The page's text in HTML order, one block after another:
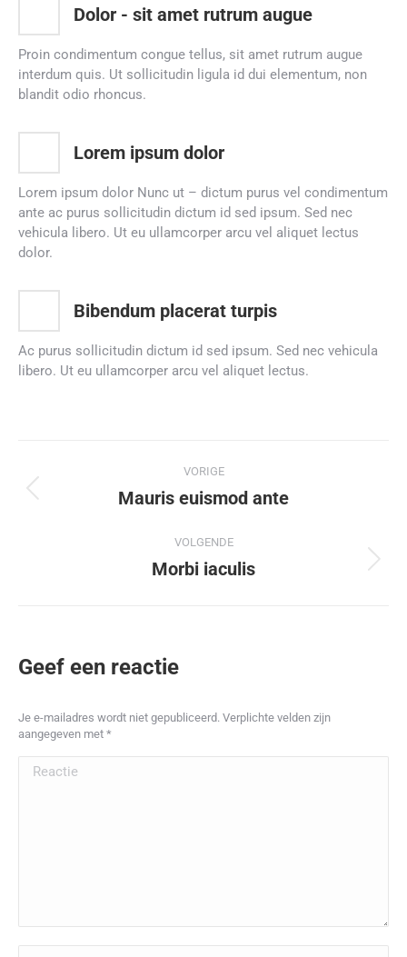
Dolor - sit amet rutrum augue
Proin condimentum congue tellus, sit amet rutrum augue
interdum quis. Ut sollicitudin ligula id dui elementum, non
blandit odio rhoncus.
Lorem ipsum dolor
Lorem ipsum dolor Nunc ut – dictum purus vel condimentum
ante ac purus sollicitudin dictum id sed ipsum. Sed nec
vehicula libero. Ut eu ullamcorper arcu vel aliquet lectus
dolor.
Bibendum placerat turpis
Ac purus sollicitudin dictum id sed ipsum. Sed nec vehicula
libero. Ut eu ullamcorper arcu vel aliquet lectus.
navigation
VORIGE
Previous
Mauris euismod ante
VOLGENDE
Next
Morbi iaculis
Geef een reactie
Je e-mailadres wordt niet gepubliceerd. Verplichte velden zijn
aangegeven met *
Reactie